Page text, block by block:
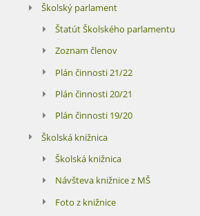
Školský parlament
Štatút Školského parlamentu
Zoznam členov
Plán činnosti 21/22
Plán činnosti 20/21
Plán činnosti 19/20
Školská knižnica
Školská knižnica
Návšteva knižnice z MŠ
Foto z knižnice